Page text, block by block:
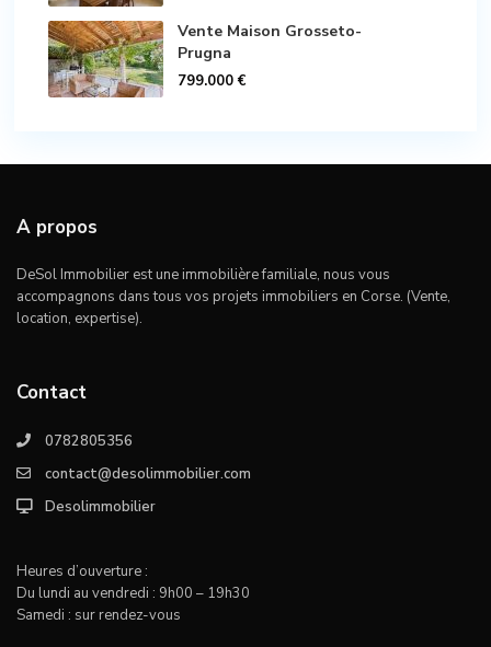
Vente Maison Grosseto-
Prugna
799.000 €
A propos
DeSol Immobilier est une immobilière familiale, nous vous
accompagnons dans tous vos projets immobiliers en Corse. (Vente,
location, expertise).
Contact
0782805356
contact@desolimmobilier.com
Desolimmobilier
Heures d’ouverture :
Du lundi au vendredi : 9h00 – 19h30
Samedi : sur rendez-vous